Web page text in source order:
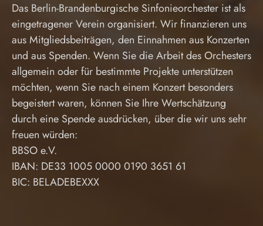
Das Berlin-Brandenburgische Sinfonieorchester ist als
eingetragener Verein organisiert. Wir finanzieren uns
aus Mitgliedsbeiträgen, den Einnahmen aus Konzerten
und aus Spenden. Wenn Sie die Arbeit des Orchesters
allgemein oder für bestimmte Projekte unterstützen
möchten, wenn Sie nach einem Konzert besonders
begeistert waren, können Sie Ihre Wertschätzung
durch eine Spende ausdrücken, über die wir uns sehr
freuen würden:
BBSO e.V.
IBAN: DE33 1005 0000 0190 3651 61
BIC: BELADEBEXXX